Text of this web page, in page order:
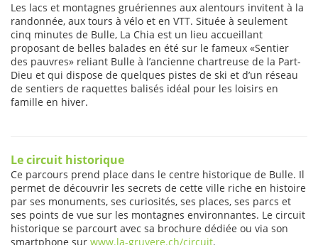
Les lacs et montagnes gruériennes aux alentours invitent à la
randonnée, aux tours à vélo et en VTT. Située à seulement
cinq minutes de Bulle, La Chia est un lieu accueillant
proposant de belles balades en été sur le fameux «Sentier
des pauvres» reliant Bulle à l’ancienne chartreuse de la Part-
Dieu et qui dispose de quelques pistes de ski et d’un réseau
de sentiers de raquettes balisés idéal pour les loisirs en
famille en hiver.
Le circuit historique
Ce parcours prend place dans le centre historique de Bulle. Il
permet de découvrir les secrets de cette ville riche en histoire
par ses monuments, ses curiosités, ses places, ses parcs et
ses points de vue sur les montagnes environnantes. Le circuit
historique se parcourt avec sa brochure dédiée ou via son
smartphone sur www.la-gruyere.ch/circuit.